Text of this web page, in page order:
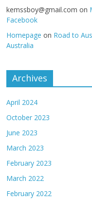
kemssboy@gmail.com on
Facebook
Homepage on Road to
Australia
Archives
April 2024
October 2023
June 2023
March 2023
February 2023
March 2022
February 2022